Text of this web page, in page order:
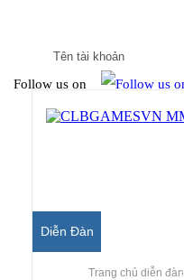
Follow us on
Diễn Đàn
Trang chủ diễn đàn